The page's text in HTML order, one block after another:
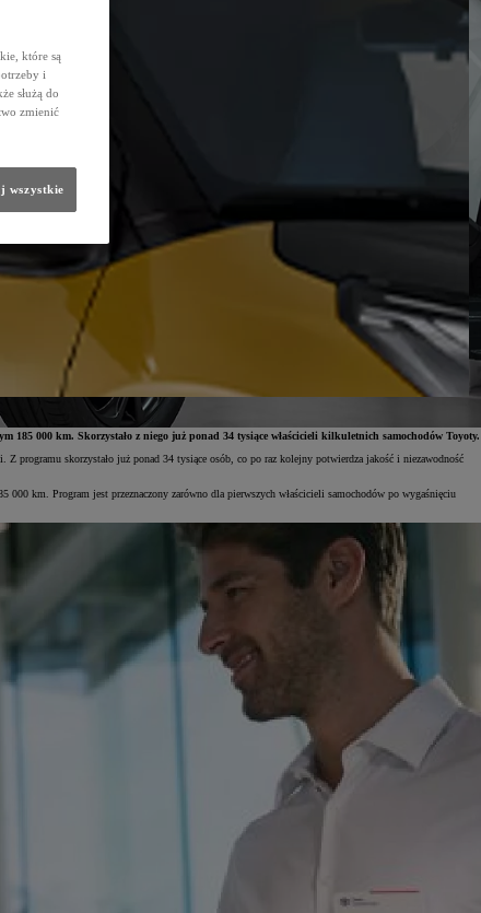
000 km. Skorzystało z niego już ponad 34 tysiące właścicieli kilkuletnich samochodów Toyoty.
programu skorzystało już ponad 34 tysiące osób, co po raz kolejny potwierdza jakość i niezawodność
km. Program jest przeznaczony zarówno dla pierwszych właścicieli samochodów po wygaśnięciu
które są
i
służą do
zmienić
wszystkie